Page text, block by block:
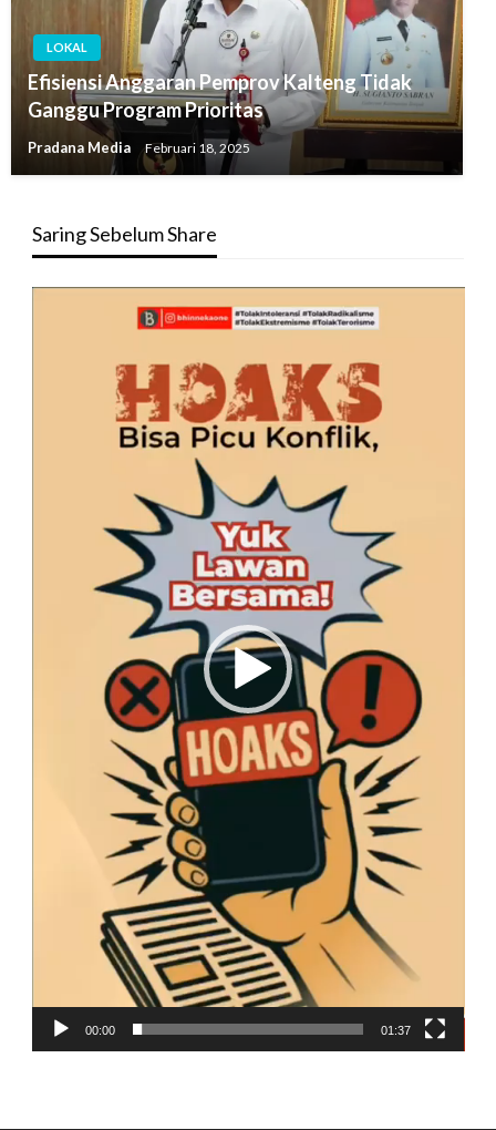
LOKAL
Efisiensi Anggaran Pemprov Kalteng Tidak
Ganggu Program Prioritas
Pradana Media Februari 18, 2025
Saring Sebelum Share
00:00 01:37